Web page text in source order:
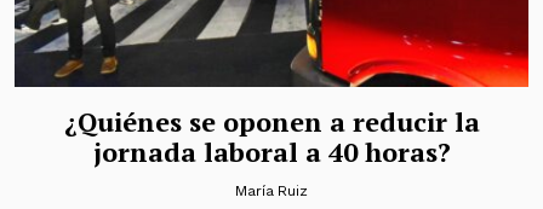
¿Quiénes se oponen a reducir la
jornada laboral a 40 horas?
María Ruiz